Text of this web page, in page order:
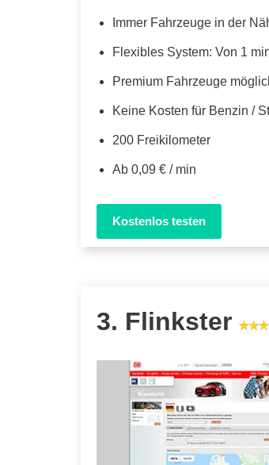
Immer Fahrzeuge in der
Flexibles System: Von 1
Premium Fahrzeuge
Keine Kosten für Benzin /
200 Freikilometer
Ab 0,09 € / min
Kostenlos testen
3. Flinkster